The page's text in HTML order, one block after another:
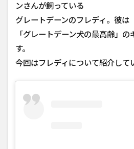
ンさんが飼っている
グレートデーンのフレディ。彼は
「グレートデーン犬の最高齢」
す。
今回はフレディについて紹介して